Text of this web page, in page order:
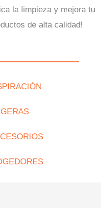
la limpieza y mejora tu
de alta calidad!